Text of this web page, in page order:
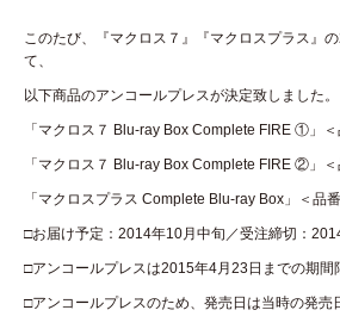
このたび、『マクロス７』『マクロスプラス』
て、
以下商品のアンコールプレスが決定致しました。
「マクロス７ Blu-ray Box Complete FIRE ①」
「マクロス７ Blu-ray Box Complete FIRE ②」
「マクロスプラス Complete Blu-ray Box」＜品
□お届け予定：2014年10月中旬／受注締切：
□アンコールプレスは2015年4月23日までの期間
□アンコールプレスのため、発売日は当時の発売